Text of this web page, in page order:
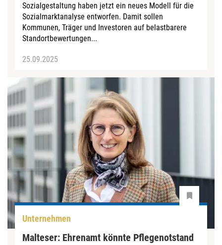
Sozialgestaltung haben jetzt ein neues Modell für die
Sozialmarktanalyse entworfen. Damit sollen
Kommunen, Träger und Investoren auf belastbarere
Standortbewertungen...
25.09.2025
Unternehmen
Malteser: Ehrenamt könnte Pflegenotstand